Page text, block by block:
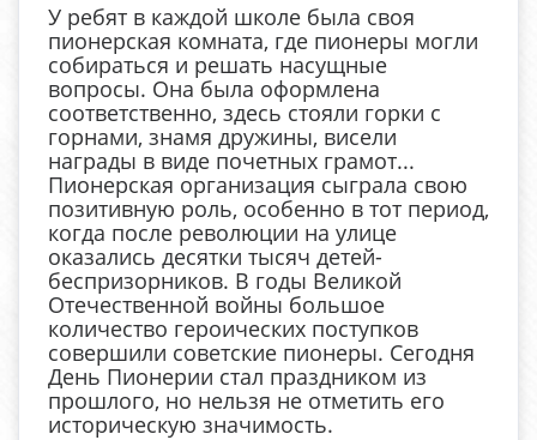
У ребят в каждой школе была своя
пионерская комната, где пионеры могли
собираться и решать насущные
вопросы. Она была оформлена
соответственно, здесь стояли горки с
горнами, знамя дружины, висели
награды в виде почетных грамот...
Пионерская организация сыграла свою
позитивную роль, особенно в тот период,
когда после революции на улице
оказались десятки тысяч детей-
беспризорников. В годы Великой
Отечественной войны большое
количество героических поступков
совершили советские пионеры. Сегодня
День Пионерии стал праздником из
прошлого, но нельзя не отметить его
историческую значимость.